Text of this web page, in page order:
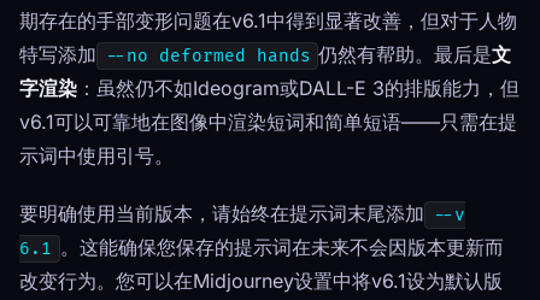
期存在的手部变形问题在v6.1中得到显著改善，但对于人物
特写添加
--no deformed hands 仍然有帮助。最后是文
字渲染 ：虽然仍不如Ideogram或DALL-E 3的排版能力，但
v6.1可以可靠地在图像中渲染短词和简单短语——只需在提
示词中使用引号。
要明确使用当前版本，请始终在提示词末尾添加
--v
6.1 。这能确保您保存的提示词在未来不会因版本更新而
改变行为。您可以在Midjourney设置中将v6.1设为默认版